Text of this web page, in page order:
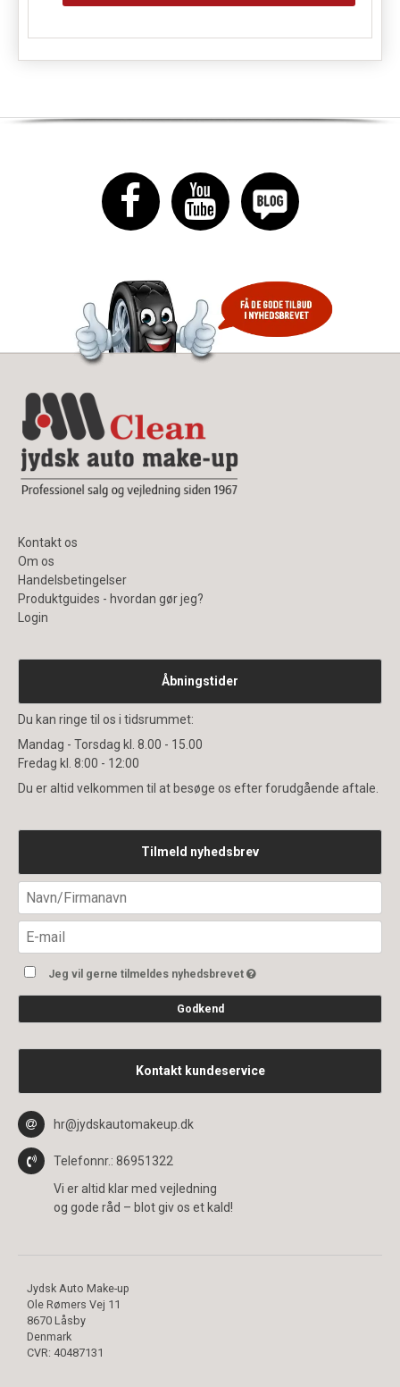
Kontakt os
Om os
Handelsbetingelser
Produktguides - hvordan gør jeg?
Login
Åbningstider
Du kan ringe til os i tidsrummet:
Mandag - Torsdag kl. 8.00 - 15.00
Fredag kl. 8:00 - 12:00
Du er altid velkommen til at besøge os efter forudgående aftale.
Tilmeld nyhedsbrev
Jeg vil gerne tilmeldes nyhedsbrevet
Godkend
Kontakt kundeservice
hr@jydskautomakeup.dk
Telefonnr.: 86951322
Vi er altid klar med vejledning
og gode råd – blot giv os et kald!
Jydsk Auto Make-up
Ole Rømers Vej 11
8670 Låsby
Denmark
CVR: 40487131